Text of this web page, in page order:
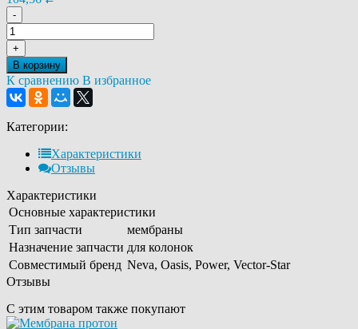
-
+
В корзину
К сравнению В избранное
Категории:
Характеристики
Отзывы
Характеристики
Основные характеристики
Тип запчасти
мембраны
Назначение запчасти для колонок
Совместимый бренд Neva, Oasis, Power, Vector-Star
Отзывы
С этим товаром также покупают